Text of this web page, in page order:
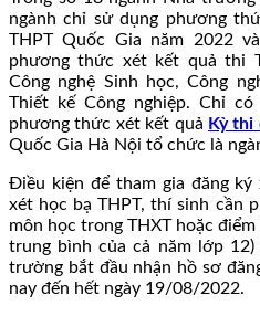
ngành chỉ sử dụng phương
THPT Quốc Gia năm 2022
phương thức xét kết quả thi
Công nghệ Sinh học, Công
Thiết kế Công nghiệp. Chỉ
phương thức xét kết quả Kỳ thi
Quốc Gia Hà Nội tổ chức là
Điều kiện để tham gia đăng
xét học bạ THPT, thí sinh cần
môn học trong THXT hoặc
trung bình của cả năm lớp
trường bắt đầu nhận hồ sơ
nay đến hết ngày 19/08/2022.